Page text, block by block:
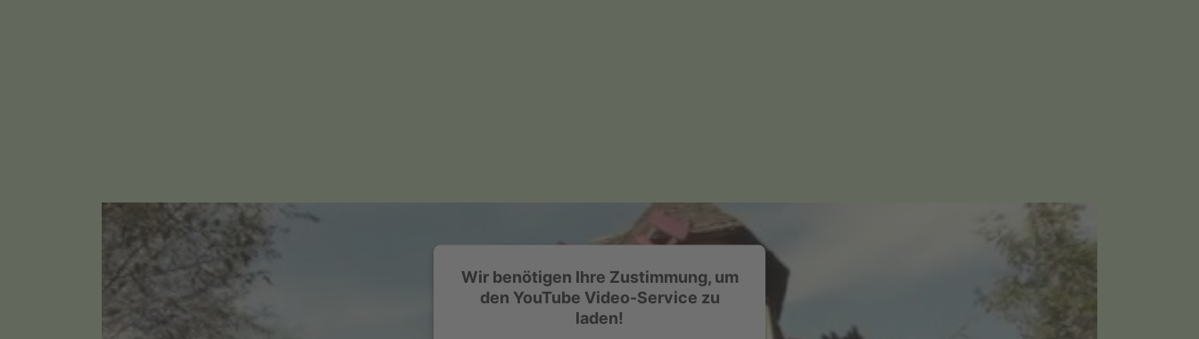
Wir benötigen Ihre Zustimmung, um
den YouTube Video-Service zu
laden!